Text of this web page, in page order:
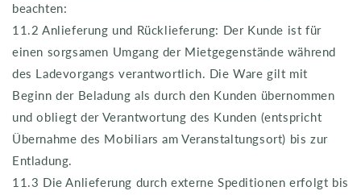
beachten:
11.2 Anlieferung und Rücklieferung: Der Kunde ist für
einen sorgsamen Umgang der Mietgegenstände während
des Ladevorgangs verantwortlich. Die Ware gilt mit
Beginn der Beladung als durch den Kunden übernommen
und obliegt der Verantwortung des Kunden (entspricht
Übernahme des Mobiliars am Veranstaltungsort) bis zur
Entladung.
11.3 Die Anlieferung durch externe Speditionen erfolgt bis